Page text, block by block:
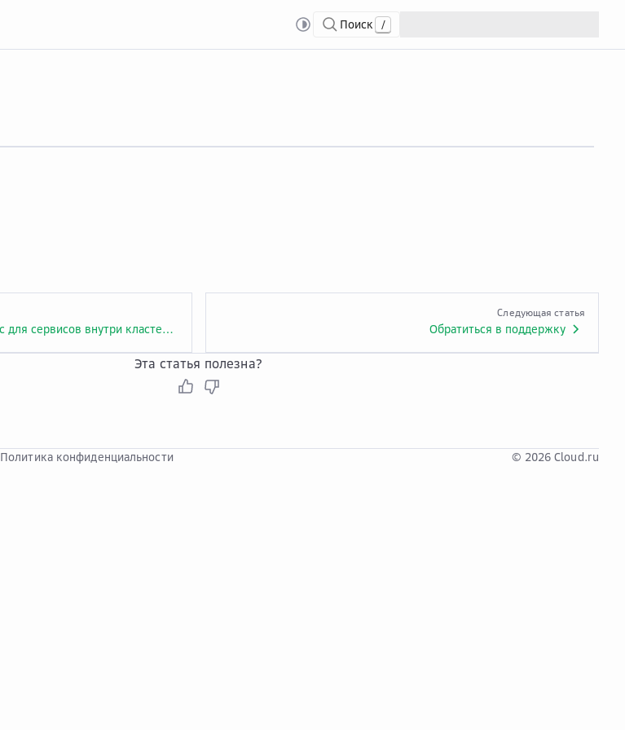
Поиск /
Как получить внешний IP-адрес для сервисов внутри кластера Kubernetes?
Следующая статья
Обратиться в поддержку
Эта статья полезна?
Политика конфиденциальности © 2026 Cloud.ru